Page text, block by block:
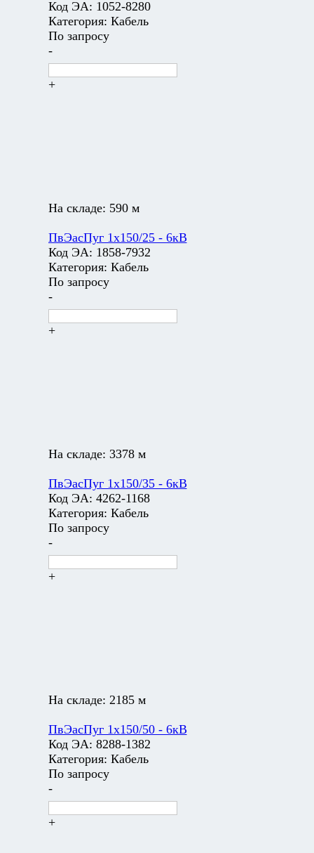
Код ЭА: 1052-8280
Категория: Кабель
По запросу
-
+
На складе: 590 м
ПвЭасПуг 1х150/25 - 6кВ
Код ЭА: 1858-7932
Категория: Кабель
По запросу
-
+
На складе: 3378 м
ПвЭасПуг 1х150/35 - 6кВ
Код ЭА: 4262-1168
Категория: Кабель
По запросу
-
+
На складе: 2185 м
ПвЭасПуг 1х150/50 - 6кВ
Код ЭА: 8288-1382
Категория: Кабель
По запросу
-
+